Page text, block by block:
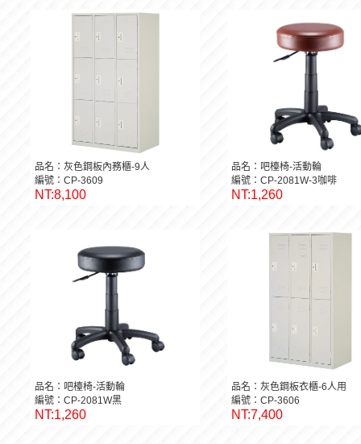
品名：灰色鋼板內務櫃-9人
編號：CP-3609
NT:8,100
品名：吧檯椅-活動輪
編號：CP-2081W-3咖啡
NT:1,260
品名：吧檯椅-活動輪
編號：CP-2081W黑
NT:1,260
品名：灰色鋼板衣櫃-6人用
編號：CP-3606
NT:7,400